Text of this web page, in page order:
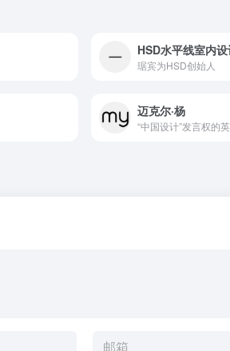
HSD水平线室内
琚宾为HSD创始人
迈克尔·杨
“中国设计”发言权的